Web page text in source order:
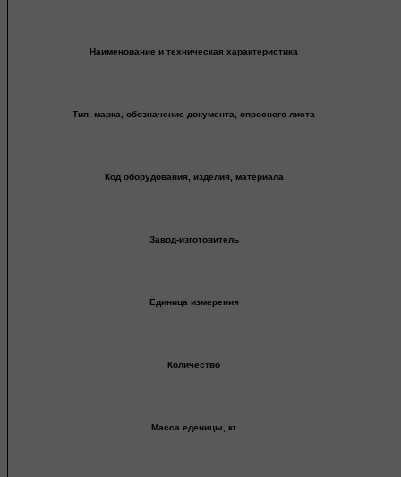
Наименование и техническая характеристика
Тип, марка, обозначение документа, опросного листа
Код оборудования, изделия, материала
Завод-изготовитель
Единица измерения
Количество
Масса еденицы, кг